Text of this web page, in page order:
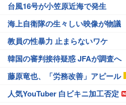
台風16号が小笠原近海で発生
海上自衛隊の生々しい映像が物議
教員の性暴力 止まらないワケ
韓国の審判接待疑惑 JFAが調査へ
藤原竜也、「労務改善」アピール
人気YouTuber 白ビキニ加工否定